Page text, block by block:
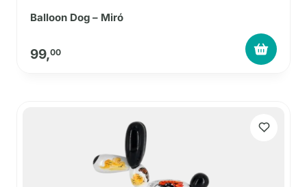
Balloon Dog – Miró
99,00